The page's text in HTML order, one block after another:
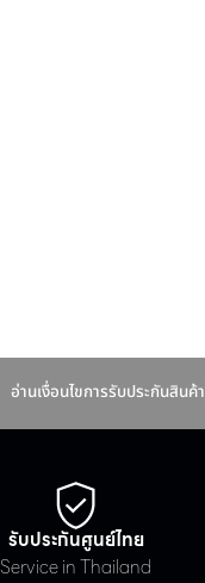
อ่านเงื่อนไขการรับประกันสินค้า
รับประกันศูนย์ไทย
Service in Thailand